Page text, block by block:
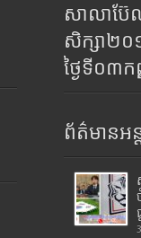
សាលាប៊ែ
សិក្សា២
ថ្ងៃទី០៣
ព័ត៌មានអន្